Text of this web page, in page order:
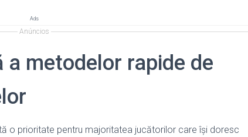
Ads
Anúncios
a metodelor rapide de
o prioritate pentru majoritatea jucătorilor care își doresc